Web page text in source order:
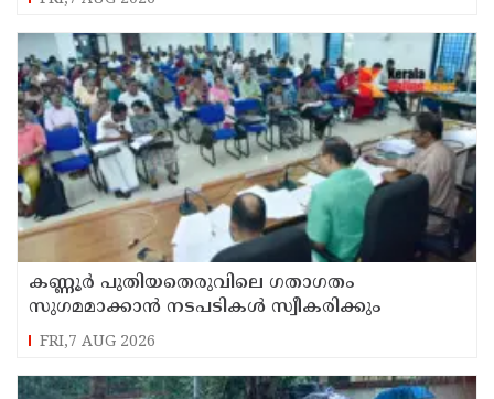
കണ്ണൂർ പുതിയതെരുവിലെ ഗതാഗതം
സുഗമമാക്കാന്‍ നടപടികള്‍ സ്വീകരിക്കും
FRI,7 AUG 2026